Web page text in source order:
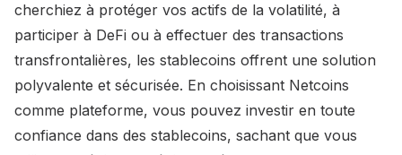
cherchiez à protéger vos actifs de la volatilité, à
participer à DeFi ou à effectuer des transactions
transfrontalières, les stablecoins offrent une solution
polyvalente et sécurisée. En choisissant Netcoins
comme plateforme, vous pouvez investir en toute
confiance dans des stablecoins, sachant que vous